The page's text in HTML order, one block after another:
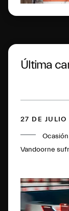
Última
27 DE
Vandoorne